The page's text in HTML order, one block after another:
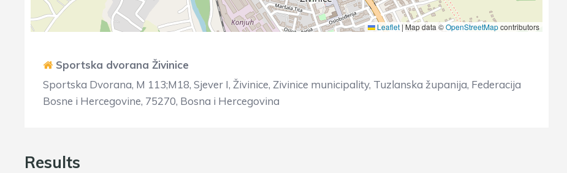
Leaflet | Map data ©OpenStreetMapcontributors
Sportska dvorana Živinice
Sportska Dvorana, M 113;M18, Sjever I, Živinice, Zivinice municipality, Tuzlanska županija, Federacija
Bosne i Hercegovine, 75270, Bosna i Hercegovina
Results